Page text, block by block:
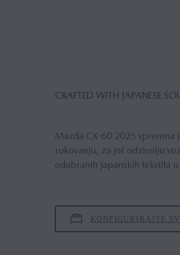
CRAFTED WITH JAPANESE
Mazda CX-60 2025 spremna
rukovanju, za još odzivniju
odabranih japanskih tekstila
KONFIGURIRAJTE